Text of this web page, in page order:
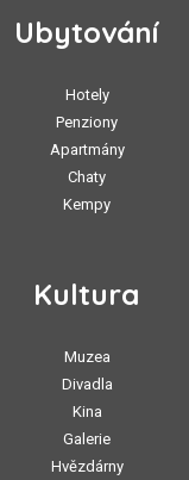
Ubytování
Hotely
Penziony
Apartmány
Chaty
Kempy
Kultura
Muzea
Divadla
Kina
Galerie
Hvězdárny